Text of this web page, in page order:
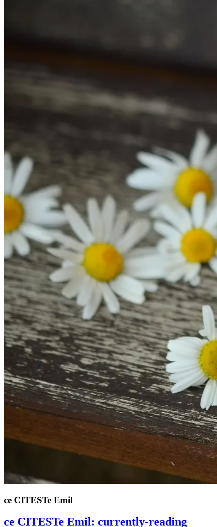
ce CITESTe Emil
ce CITESTe Emil: currently-reading